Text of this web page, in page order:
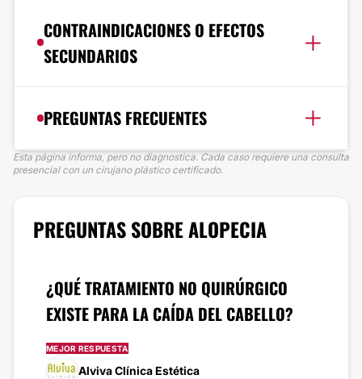
CONTRAINDICACIONES O EFECTOS
SECUNDARIOS
PREGUNTAS FRECUENTES
Esta página informa, pero no diagnostica. Cada caso requiere una consulta
presencial con un cirujano plástico certificado.
PREGUNTAS SOBRE ALOPECIA
¿QUÉ TRATAMIENTO NO QUIRÚRGICO
EXISTE PARA LA CAÍDA DEL CABELLO?
MEJOR RESPUESTA
Alviva Clínica Estética